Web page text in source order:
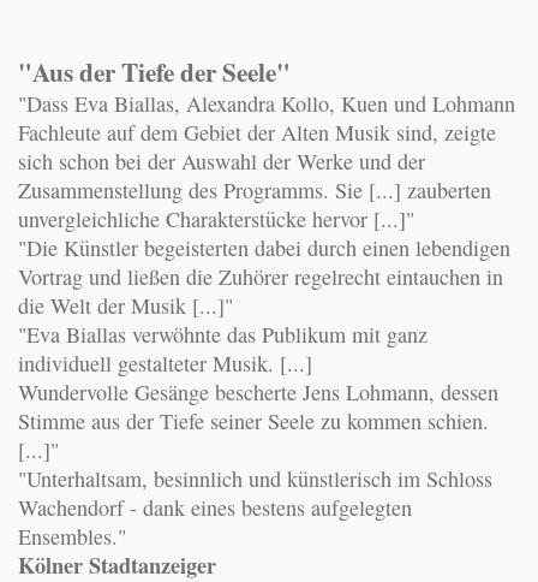
"Aus der Tiefe der Seele"
"Dass Eva Biallas, Alexandra Kollo, Kuen und Lohmann
Fachleute auf dem Gebiet der Alten Musik sind, zeigte
sich schon bei der Auswahl der Werke und der
Zusammenstellung des Programms. Sie [...] zauberten
unvergleichliche Charakterstücke hervor [...]"
"Die Künstler begeisterten dabei durch einen lebendigen
Vortrag und ließen die Zuhörer regelrecht eintauchen in
die Welt der Musik [...]"
"Eva Biallas verwöhnte das Publikum mit ganz
individuell gestalteter Musik. [...]
Wundervolle Gesänge bescherte Jens Lohmann, dessen
Stimme aus der Tiefe seiner Seele zu kommen schien.
[...]"
"Unterhaltsam, besinnlich und künstlerisch im Schloss
Wachendorf - dank eines bestens aufgelegten
Ensembles."
Kölner Stadtanzeiger